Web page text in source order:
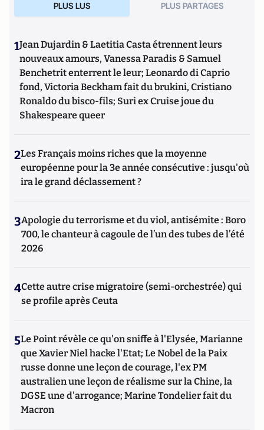
PLUS LUS PLUS PARTAGES
1Jean Dujardin & Laetitia Casta étrennent leurs
nouveaux amours, Vanessa Paradis & Samuel
Benchetrit enterrent le leur; Leonardo di Caprio
fond, Victoria Beckham fait du brukini, Cristiano
Ronaldo du bisco-fils; Suri ex Cruise joue du
Shakespeare queer
2Les Français moins riches que la moyenne
européenne pour la 3e année consécutive : jusqu'où
ira le grand déclassement ?
3Apologie du terrorisme et du viol, antisémite : Boro
700, le chanteur à cagoule de l’un des tubes de l’été
2026
4Cette autre crise migratoire (semi-orchestrée) qui
se profile après Ceuta
5Le Point révèle ce qu'on sniffe à l'Elysée, Marianne
que Xavier Niel hacke l'Etat; Le Nobel de la Paix
russe donne une leçon de courage, l'ex PM
australien une leçon de réalisme sur la Chine, la
DGSE une d'arrogance; Marine Tondelier fait du
Macron